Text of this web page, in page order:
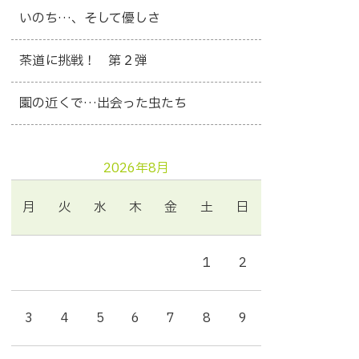
いのち…、そして優しさ
茶道に挑戦！ 第２弾
園の近くで…出会った虫たち
2026年8月
月 火 水 木 金 土 日
1 2
3 4 5 6 7 8 9